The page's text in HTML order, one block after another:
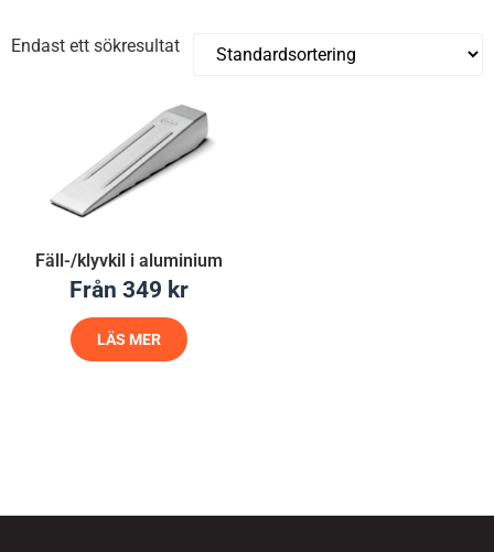
Endast ett sökresultat
Fäll-/klyvkil i aluminium
Från 349 kr
LÄS MER